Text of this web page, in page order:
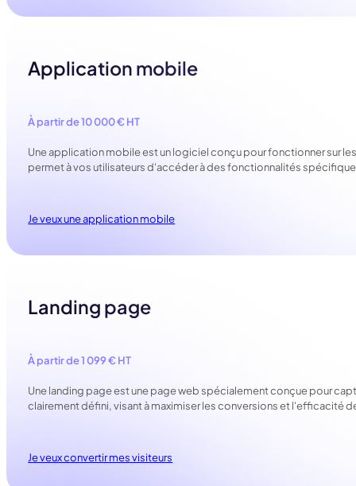
Application mobile
À partir de 10 000 € HT
Une application mobile est un logiciel conçu pour fonctionner sur
permet à vos utilisateurs d'accéder à des fonctionnalités
Je veux une application mobile
Landing page
À partir de 1 099 € HT
Une landing page est une page web spécialement conçue pour
clairement défini, visant à maximiser les conversions et l'efficacité
Je veux convertir mes visiteurs